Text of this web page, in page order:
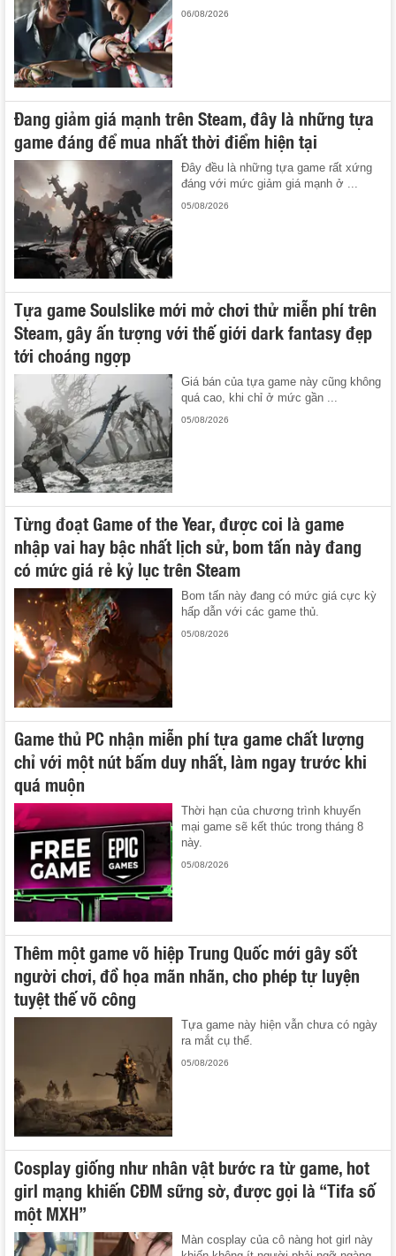
06/08/2026
Đang giảm giá mạnh trên Steam, đây là những tựa
game đáng để mua nhất thời điểm hiện tại
Đây đều là những tựa game rất xứng
đáng với mức giảm giá mạnh ở ...
05/08/2026
Tựa game Soulslike mới mở chơi thử miễn phí trên
Steam, gây ấn tượng với thế giới dark fantasy đẹp
tới choáng ngợp
Giá bán của tựa game này cũng không
quá cao, khi chỉ ở mức gần ...
05/08/2026
Từng đoạt Game of the Year, được coi là game
nhập vai hay bậc nhất lịch sử, bom tấn này đang
có mức giá rẻ kỷ lục trên Steam
Bom tấn này đang có mức giá cực kỳ
hấp dẫn với các game thủ.
05/08/2026
Game thủ PC nhận miễn phí tựa game chất lượng
chỉ với một nút bấm duy nhất, làm ngay trước khi
quá muộn
Thời hạn của chương trình khuyến
mại game sẽ kết thúc trong tháng 8
này.
05/08/2026
Thêm một game võ hiệp Trung Quốc mới gây sốt
người chơi, đồ họa mãn nhãn, cho phép tự luyện
tuyệt thế võ công
Tựa game này hiện vẫn chưa có ngày
ra mắt cụ thể.
05/08/2026
Cosplay giống như nhân vật bước ra từ game, hot
girl mạng khiến CĐM sững sờ, được gọi là “Tifa số
một MXH”
Màn cosplay của cô nàng hot girl này